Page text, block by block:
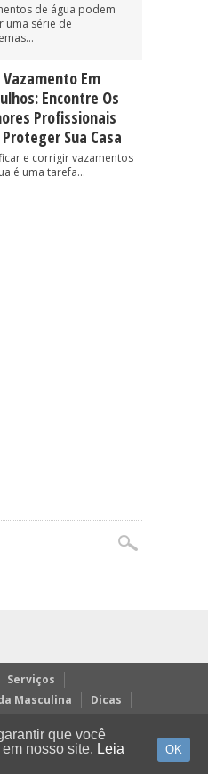
de água podem
uma série de
Vazamento Em
Encontre Os
Profissionais
Sua Casa
e corrigir vazamentos
é uma tarefa...
Serviços
Masculina
Dicas
Privacidade
que você
nosso site. Leia
OK